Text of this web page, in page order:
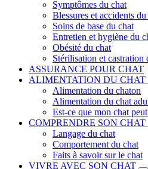
Symptômes du chat
Blessures et accidents
Soins de base du chat
Entretien et hygiène du
Obésité du chat
Stérilisation et castration
ASSURANCE POUR CHAT
ALIMENTATION DU CHAT
Alimentation du chaton
Alimentation du chat
Est-ce que mon chat
COMPRENDRE SON CHAT
Langage du chat
Comportement du chat
Faits à savoir sur le chat
VIVRE AVEC SON CHAT